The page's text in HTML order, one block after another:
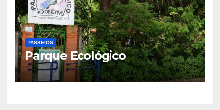
PASSEIOS
Parque Ecológico